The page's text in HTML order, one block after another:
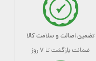
تضمین اصالت و سلامت کالا
ضمانت بازگشت تا ۷ روز